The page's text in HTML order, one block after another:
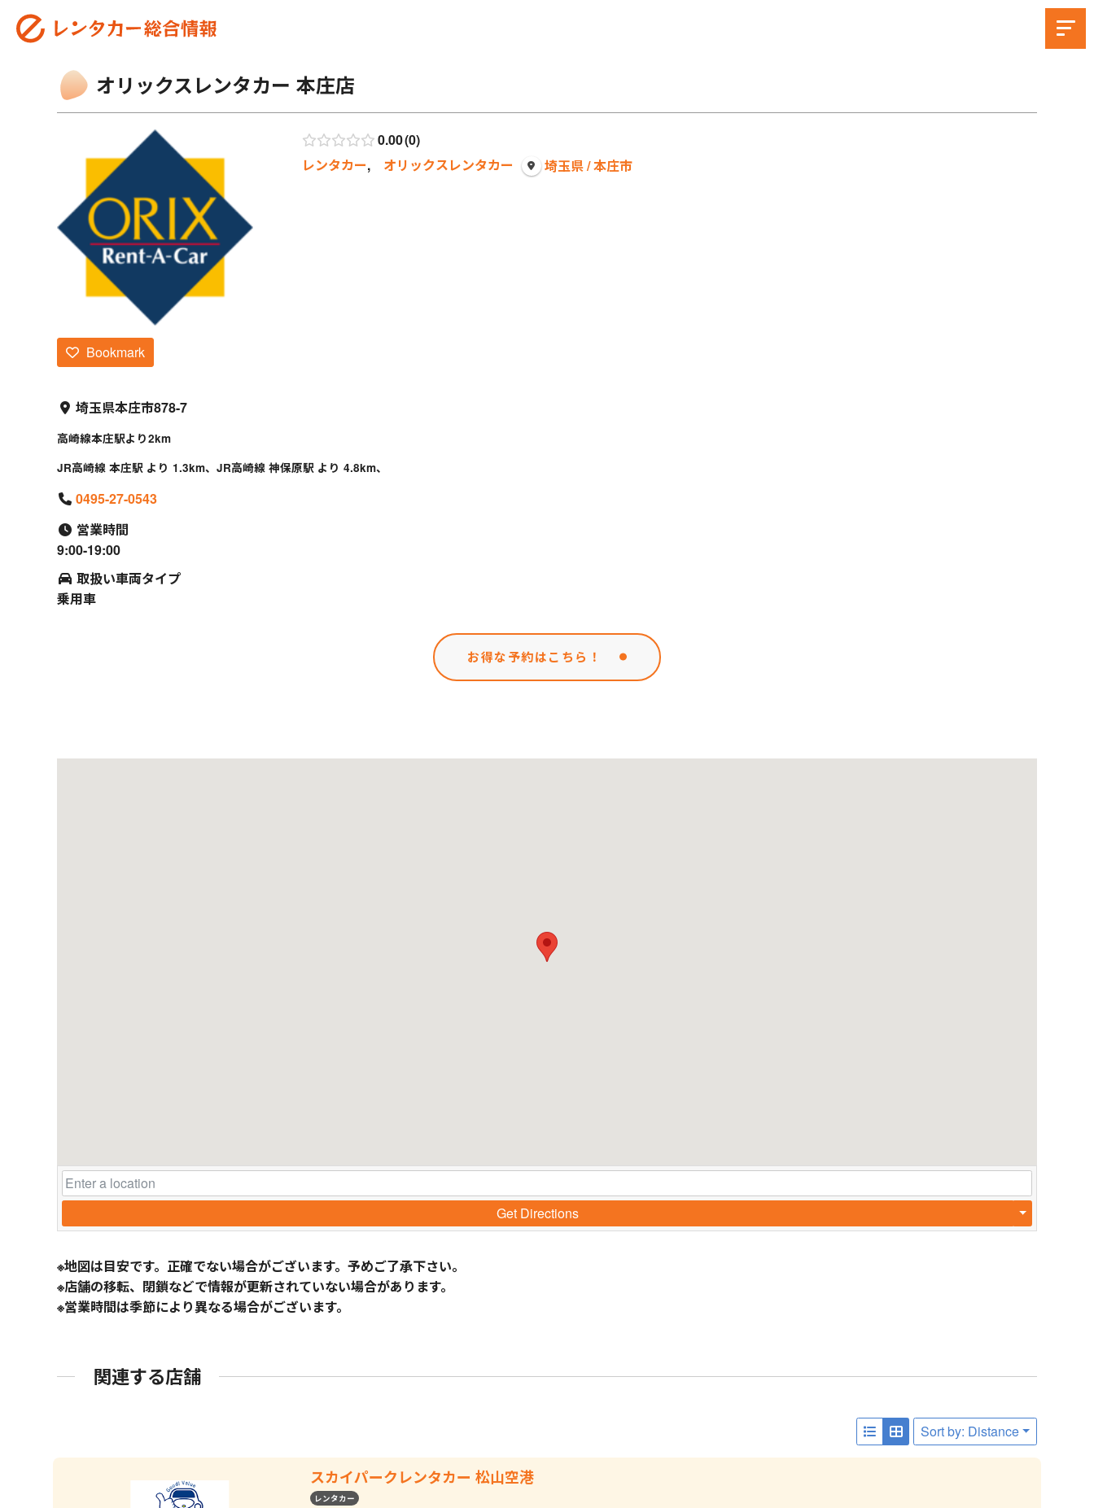
オリックスレンタカー 本庄店
0.00 0
レンタカー, オリックスレンタカー 埼玉県 / 本庄市
Bookmark
埼玉県本庄市878-7
高崎線本庄駅より2km
JR高崎線 本庄駅 より 1.3km、JR高崎線 神保原駅 より 4.8km、
0495-27-0543
営業時間
9:00-19:00
取扱い車両タイプ
乗用車
お得な予約はこちら！
Get Directions
※地図は目安です。正確でない場合がございます。予めご了承下さい。
※店舗の移転、閉鎖などで情報が更新されていない場合があります。
※営業時間は季節により異なる場合がございます。
関連する店舗
Sort by: Distance
スカイパークレンタカー 松山空港
レンタカー